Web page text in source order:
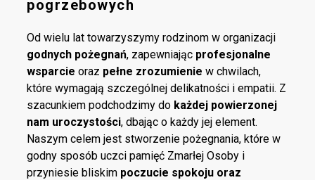
pogrzebowych
Od wielu lat towarzyszymy rodzinom w organizacji
godnych pożegnań, zapewniając profesjonalne
wsparcie oraz pełne zrozumienie w chwilach,
które wymagają szczególnej delikatności i empatii. Z
szacunkiem podchodzimy do każdej powierzonej
nam uroczystości, dbając o każdy jej element.
Naszym celem jest stworzenie pożegnania, które w
godny sposób uczci pamięć Zmarłej Osoby i
przyniesie bliskim poczucie spokoju oraz